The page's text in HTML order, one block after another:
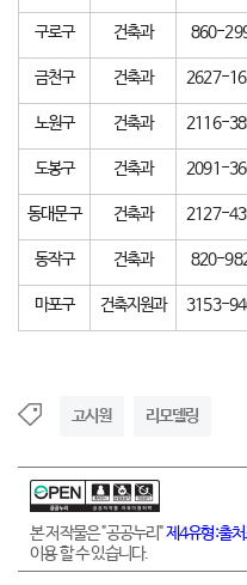
구로구 건축과 860-
금천구 건축과 2627-
노원구 건축과 2116-
도봉구 건축과 2091-
동대문구 건축과 2127-
동작구 건축과 820-
마포구 건축지원과 3153-
고시원 리모델링
본 저작물은 "공공누리"제4유형:출
이용 할 수 있습니다.